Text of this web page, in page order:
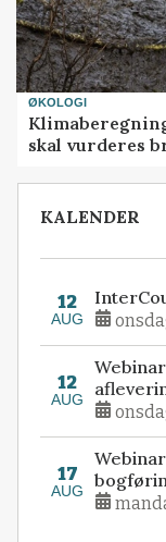
ØKOLOGI
skal vurderes
KALENDER
12
AUG
12
AUG
17
AUG